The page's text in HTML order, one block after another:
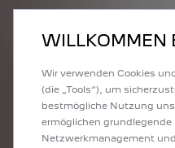
WILLKOMMEN
Wir verwenden Cookies
(die „Tools“), um
bestmögliche Nutzung
ermöglichen
Netzwerkmanagement